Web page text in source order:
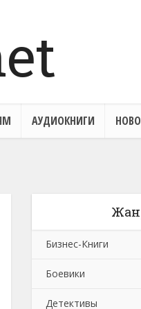
АУДИОКНИГИ
Бизнес-Книги
Банковское дело
Бухучет,
Боевики
Боевики: Прочее
Детективы